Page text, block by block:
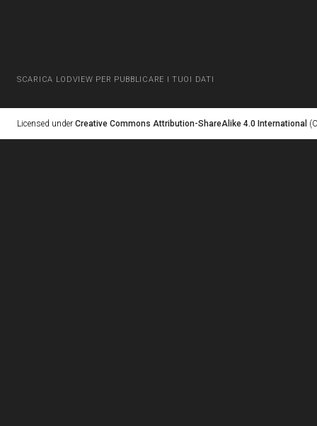
SCARICA LODVIEW PER PUBBLICARE I TUOI DATI
Licensed under Creative Commons Attribution-ShareAlike 4.0 International